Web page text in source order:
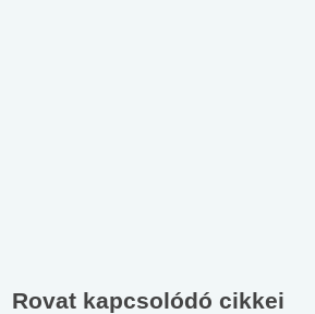
Rovat kapcsolódó cikkei